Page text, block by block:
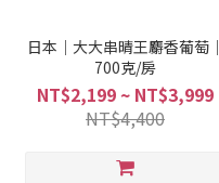
日本｜大大串晴王麝香葡萄｜
700克/房
NT$2,199 ~ NT$3,999
NT$4,400